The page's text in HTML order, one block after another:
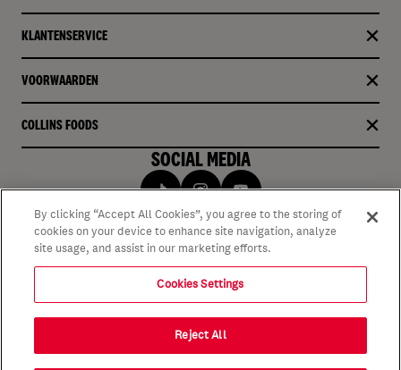
KLANTENSERVICE
VOORWAARDEN
COLLINS FOODS
SOCIAL MEDIA
By clicking “Accept All Cookies”, you agree to the storing of
cookies on your device to enhance site navigation, analyze
site usage, and assist in our marketing efforts.
Cookies Settings
Reject All